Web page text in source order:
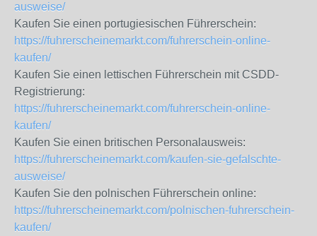
ausweise/
Kaufen Sie einen portugiesischen Führerschein:
https://fuhrerscheinemarkt.com/fuhrerschein-online-
kaufen/
Kaufen Sie einen lettischen Führerschein mit CSDD-
Registrierung:
https://fuhrerscheinemarkt.com/fuhrerschein-online-
kaufen/
Kaufen Sie einen britischen Personalausweis:
https://fuhrerscheinemarkt.com/kaufen-sie-gefalschte-
ausweise/
Kaufen Sie den polnischen Führerschein online:
https://fuhrerscheinemarkt.com/polnischen-fuhrerschein-
kaufen/